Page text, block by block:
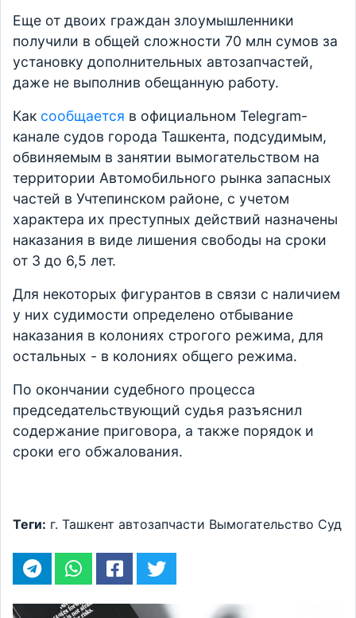
Еще от двоих граждан злоумышленники
получили в общей сложности 70 млн сумов за
установку дополнительных автозапчастей,
даже не выполнив обещанную работу.
Как сообщается в официальном Telegram-
канале судов города Ташкента, подсудимым,
обвиняемым в занятии вымогательством на
территории Автомобильного рынка запасных
частей в Учтепинском районе, с учетом
характера их преступных действий назначены
наказания в виде лишения свободы на сроки
от 3 до 6,5 лет.
Для некоторых фигурантов в связи с наличием
у них судимости определено отбывание
наказания в колониях строгого режима, для
остальных - в колониях общего режима.
По окончании судебного процесса
председательствующий судья разъяснил
содержание приговора, а также порядок и
сроки его обжалования.
Теги: г. Ташкент автозапчасти Вымогательство Суд